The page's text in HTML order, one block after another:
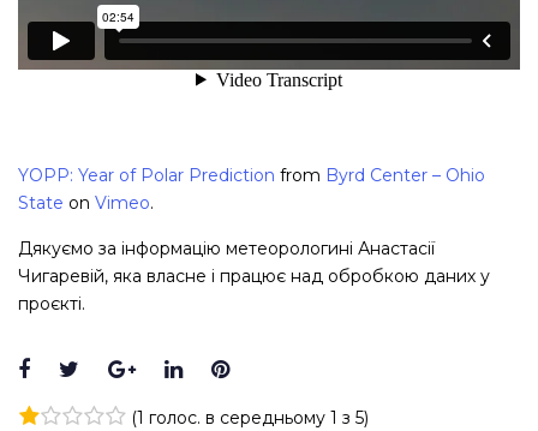
YOPP: Year of Polar Prediction from Byrd Center – Ohio
State on Vimeo.
Дякуємо за інформацію метеорологині Анастасії
Чигаревій, яка власне і працює над обробкою даних у
проєкті.
Facebook
TwitterGoogle+
LinkedInPinterest
(1 голос. в середньому 1 з 5)